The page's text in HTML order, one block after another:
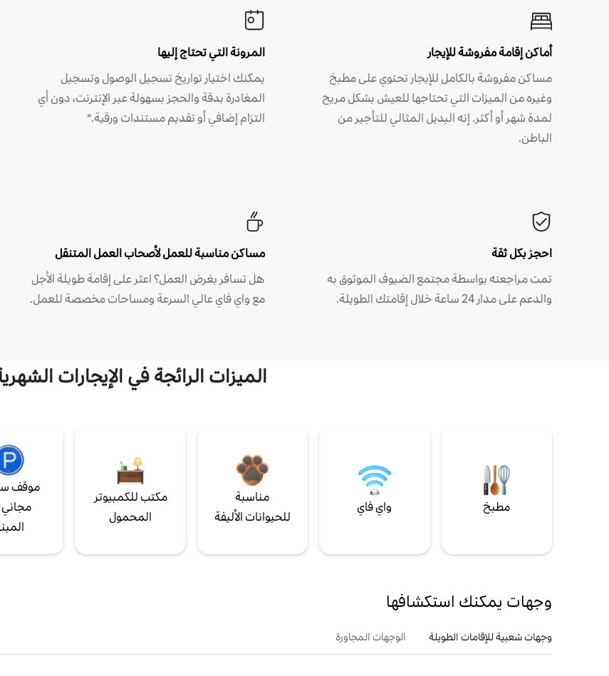
أماكن إقامة مفروشة للإيجار
مساكن مفروشة بالكامل للإيجار تحتوي على مطبخ
وغيره من الميزات التي تحتاجها للعيش بشكل مريح
لمدة شهر أو أكثر. إنه البديل المثالي للتأجير من
الباطن.
المرونة التي تحتاج إليها
يمكنك اختيار تواريخ تسجيل الوصول وتسجيل
المغادرة بدقة والحجز بسهولة عبر الإنترنت، دون أي
التزام إضافي أو تقديم مستندات ورقية.*
احجز بكل ثقة
تمت مراجعته بواسطة مجتمع الضيوف الموثوق به
والدعم على مدار 24 ساعة خلال إقامتك الطويلة.
مساكن مناسبة للعمل لأصحاب العمل المتنقل
هل تسافر بغرض العمل؟ اعثر على إقامة طويلة الأجل
مع واي فاي عالي السرعة ومساحات مخصصة للعمل.
الميزات الرائجة في الإيجارات
مطبخ واي فاي
مناسبة
للحيوانات الأليفة
مكتب للكمبيوتر
المحمول
موقف
وجهات يمكنك استكشافها
وجهات شعبية للإقامات الطويلة الوجهات المجاورة